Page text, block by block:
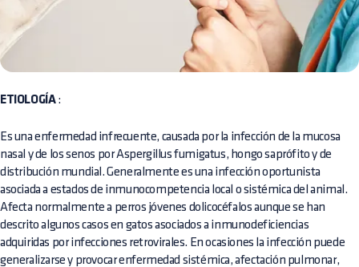
ETIOLOGÍA:
Es una enfermedad infrecuente, causada por la infección de la mucosa
nasal y de los senos por Aspergillus fumigatus, hongo saprófito y de
distribución mundial. Generalmente es una infección oportunista
asociada a estados de inmunocompetencia local o sistémica del animal.
Afecta normalmente a perros jóvenes dolicocéfalos aunque se han
descrito algunos casos en gatos asociados a inmunodeficiencias
adquiridas por infecciones retrovirales. En ocasiones la infección puede
generalizarse y provocar enfermedad sistémica, afectación pulmonar,